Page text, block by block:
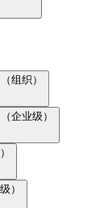
组织）
企业级）
）